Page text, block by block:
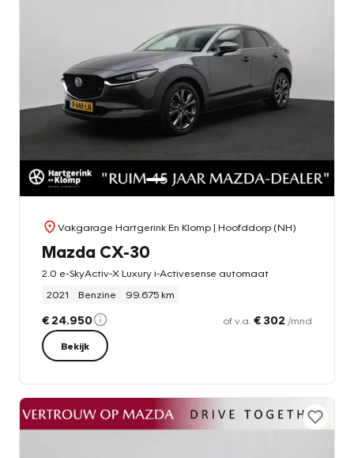
Vakgarage Hartgerink En Klomp| Hoofddorp (NH)
Mazda CX-30
2.0 e-SkyActiv-X Luxury i-Activesense automaat
2021
Benzine 99.675 km
€ 24.950 of v.a. € 302 /mnd
Bekijk